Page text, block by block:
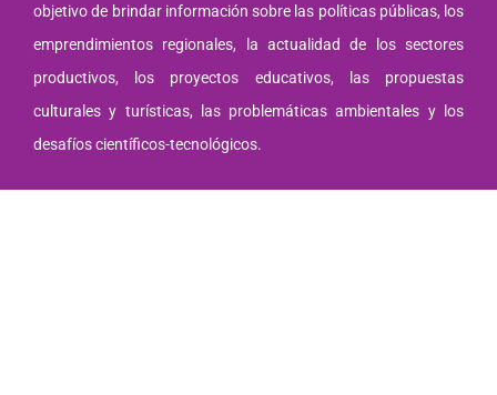
objetivo de brindar información sobre las políticas públicas, los
emprendimientos regionales, la actualidad de los sectores
productivos, los proyectos educativos, las propuestas
culturales y turísticas, las problemáticas ambientales y los
desafíos científicos-tecnológicos.